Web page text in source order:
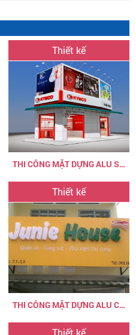
Thiết kế
THI CÔNG MẶT DỰNG ALU SIÊU THỊ
Thiết kế
THI CÔNG MẶT DỰNG ALU CỬA HÀNG